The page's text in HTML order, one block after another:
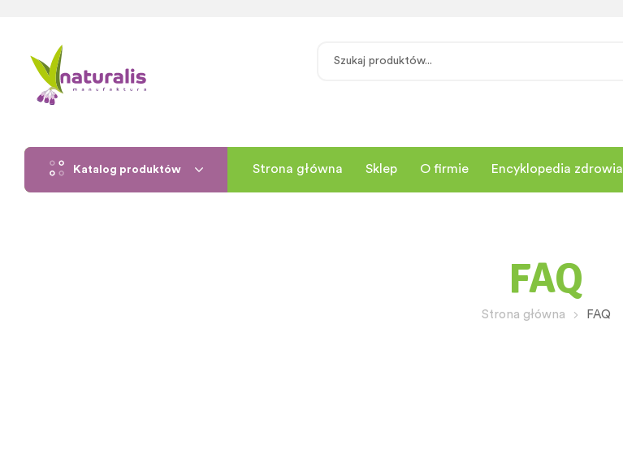
Katalog produktów Strona główna Sklep O firmie Encyklopedia zdrowia
FAQ
Strona główna FAQ